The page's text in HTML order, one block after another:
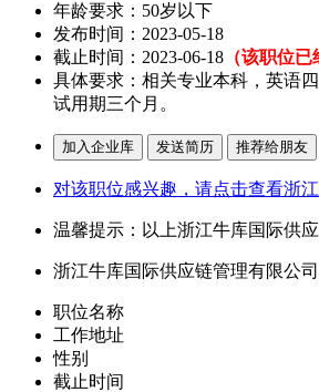
年龄要求：50岁以下
发布时间：2023-05-18
截止时间：2023-06-18 （该职位已
具体要求：相关专业本科，英语
试用期三个月。
对该职位感兴趣，请点击查看浙
温馨提示：以上浙江牛库国际供
浙江牛库国际供应链管理有限公
职位名称
工作地址
性别
截止时间